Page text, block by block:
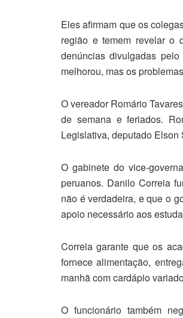
Eles afirmam que os
região e temem revelar o
denúncias divulgadas
melhorou, mas os
O vereador Romário
de semana e feriados.
Legislativa, deputado
O gabinete do vice-
peruanos. Danilo Correia
não é verdadeira, e que o
apoio necessário aos
Correia garante que os
fornece alimentação,
manhã com cardápio
O funcionário também